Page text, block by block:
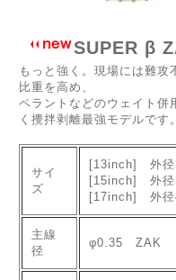
SUPER β
もっと強く。現場には難攻
比重を高め、
ペラントなどのウェイト併
く攪拌剥離最強モデルです。
サイ
ズ
[13inch] 外径
[15inch] 外径
[17inch] 外径
主線
径
φ0.35 ZAK